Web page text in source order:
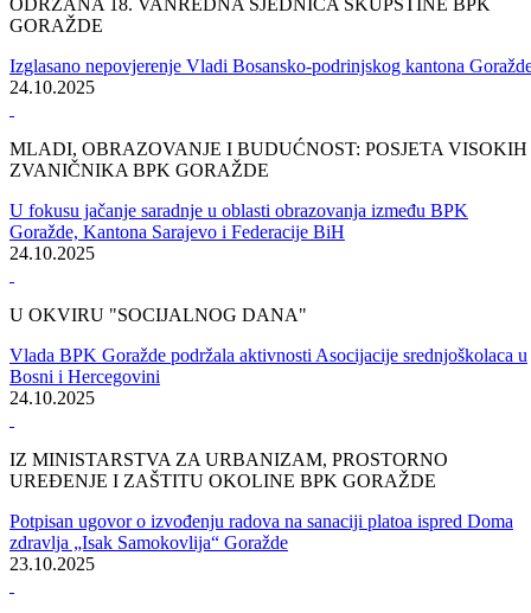
Potpisan ugovor o sufinansiranju projekta izgradnje III-faze fekalne
31.10.2025